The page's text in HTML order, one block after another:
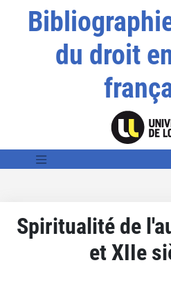
du droit
Spiritualité de
et XIIe